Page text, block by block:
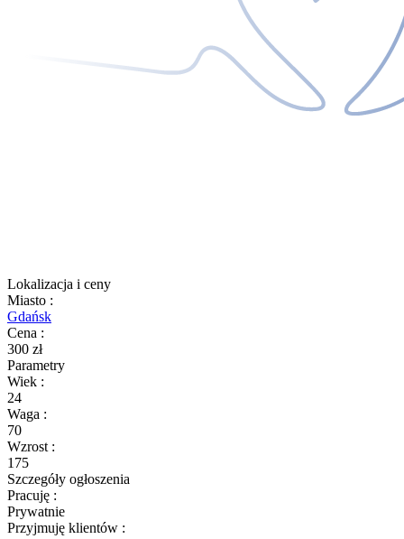
Lokalizacja i ceny
Miasto :
Gdańsk
Cena :
300 zł
Parametry
Wiek :
24
Waga :
70
Wzrost :
175
Szczegóły ogłoszenia
Pracuję :
Prywatnie
Przyjmuję klientów :